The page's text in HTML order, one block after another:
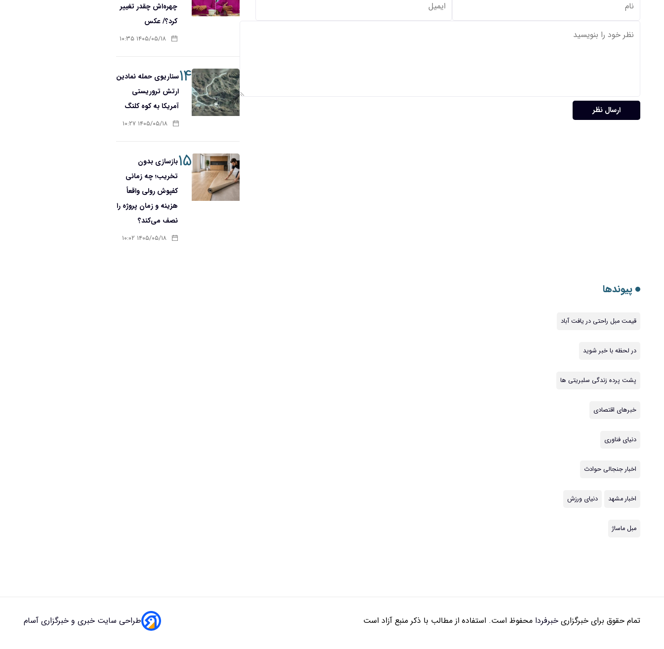
ارسال نظر
چهره‌اش چقدر تغییر
کرد؟/ عکس
۱۴۰۵/۰۵/۱۸ ۱۰:۳۵
۱۴سناریوی حمله نمادین
ارتش تروریستی
آمریکا به کوه کلنگ
۱۴۰۵/۰۵/۱۸ ۱۰:۲۷
۱۵بازسازی بدون
تخریب؛ چه زمانی
کفپوش رولی واقعاً
هزینه و زمان پروژه را
نصف می‌کند؟
۱۴۰۵/۰۵/۱۸ ۱۰:۰۲
پیوندها
قیمت مبل راحتی در یافت آباد
در لحظه با خبر شوید
پشت پرده زندگی سلبریتی ها
خبرهای اقتصادی
دنیای فناوری
اخبار جنجالی حوادث
اخبار مشهد دنیای ورزش
مبل ماساژ
تمام حقوق برای خبرگزاری خبرفردا محفوظ است. استفاده از مطالب با ذکر منبع آزاد است طراحی سایت خبری و خبرگزاری آسام